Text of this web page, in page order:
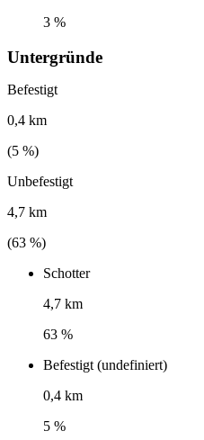
3 %
Untergründe
Befestigt
0,4 km
(5 %)
Unbefestigt
4,7 km
(63 %)
Schotter
4,7 km
63 %
Befestigt (undefiniert)
0,4 km
5 %